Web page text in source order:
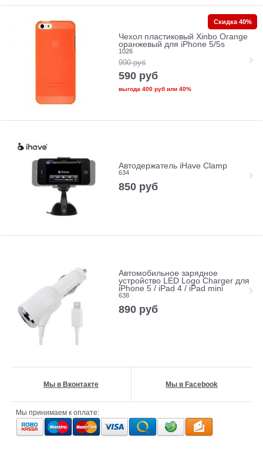
Чехол пластиковый Xinbo Orange
оранжевый для iPhone 5/5s
1026
990 руб
590 руб
выгода 400 рубили 40%
Скидка 40%
Автодержатель iHave Clamp
634
850 руб
Автомобильное зарядное
устройство LED Logo Charger для
iPhone 5 / iPad 4 / iPad mini
638
890 руб
Мы в Вконтакте Мы в Facebook
Мы принимаем к оплате: